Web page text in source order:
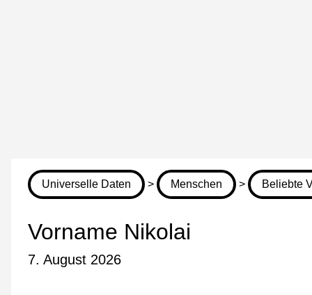
Universelle Daten > Menschen > Beliebte
Vorname Nikolai
7. August 2026